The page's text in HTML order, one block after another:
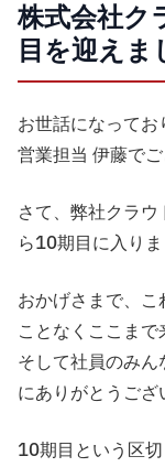
株式会社ク
目を迎えま
お世話になってお
営業担当 伊藤でご
さて、弊社クラ
ら10期目に入りま
おかげさまで、
ことなくここまで
そして社員のみ
にありがとうござ
10期目という区